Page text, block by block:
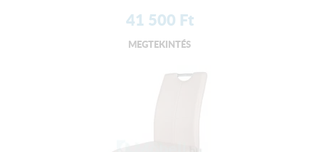
41 500 Ft
MEGTEKINTÉS